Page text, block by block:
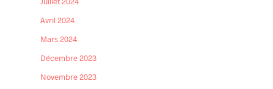
Avril 2024
Mars 2024
Décembre 2023
Novembre 2023